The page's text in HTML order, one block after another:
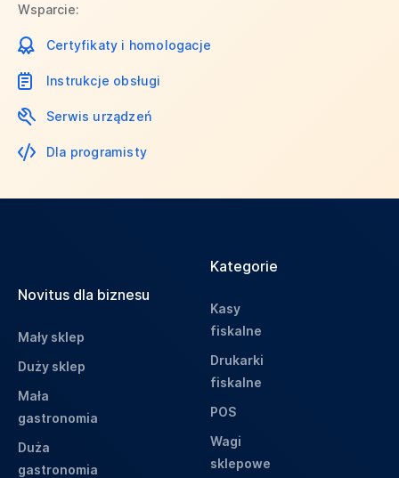
Wsparcie:
Certyfikaty i homologacje
Instrukcje obsługi
Serwis urządzeń
Dla programisty
Novitus dla biznesu
Mały sklep
Duży sklep
Mała
gastronomia
Duża
gastronomia
Kategorie
Kasy
fiskalne
Drukarki
fiskalne
POS
Wagi
sklepowe